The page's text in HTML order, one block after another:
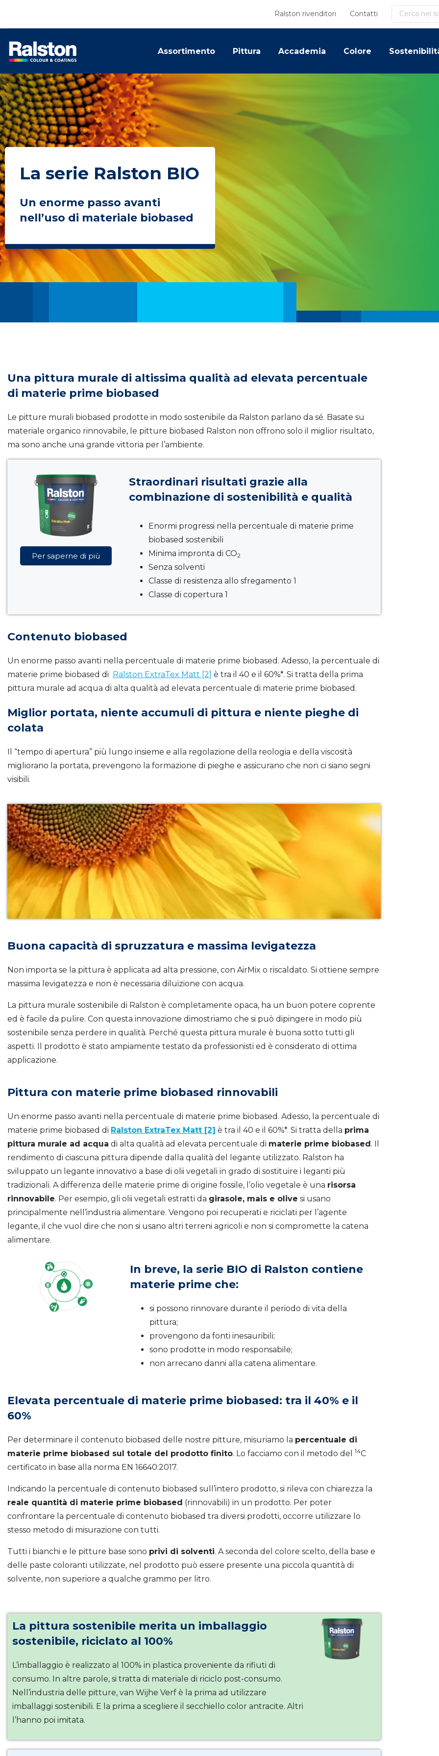
Ralston rivenditori Contatti Cerca
Assortimento Pittura Accademia Colore
La serie Ralston BIO
Un enorme passo avanti
nell’uso di materiale biobased
Una pittura murale di altissima qualità ad elevata percentuale
di materie prime biobased
Le pitture murali biobased prodotte in modo sostenibile da Ralston parlano da sé. Basate su
materiale organico rinnovabile, le pitture biobased Ralston non offrono solo il miglior risultato,
ma sono anche una grande vittoria per l’ambiente.
Per saperne di più
Straordinari risultati grazie alla
combinazione di sostenibilità e qualità
Enormi progressi nella percentuale di materie prime
biobased sostenibili
Minima impronta di CO2
Senza solventi
Classe di resistenza allo sfregamento 1
Classe di copertura 1
Contenuto biobased
Un enorme passo avanti nella percentuale di materie prime biobased. Adesso, la percentuale di
materie prime biobased di Ralston ExtraTex Matt [2] è tra il 40 e il 60%*. Si tratta della prima
pittura murale ad acqua di alta qualità ad elevata percentuale di materie prime biobased.
Miglior portata, niente accumuli di pittura e niente pieghe di
colata
Il “tempo di apertura” più lungo insieme e alla regolazione della reologia e della viscosità
migliorano la portata, prevengono la formazione di pieghe e assicurano che non ci siano segni
visibili.
Buona capacità di spruzzatura e massima levigatezza
Non importa se la pittura è applicata ad alta pressione, con AirMix o riscaldato. Si ottiene sempre
massima levigatezza e non è necessaria diluizione con acqua.
La pittura murale sostenibile di Ralston è completamente opaca, ha un buon potere coprente
ed è facile da pulire. Con questa innovazione dimostriamo che si può dipingere in modo più
sostenibile senza perdere in qualità. Perché questa pittura murale è buona sotto tutti gli
aspetti. Il prodotto è stato ampiamente testato da professionisti ed è considerato di ottima
applicazione.
Pittura con materie prime biobased rinnovabili
Un enorme passo avanti nella percentuale di materie prime biobased. Adesso, la percentuale di
materie prime biobased di Ralston ExtraTex Matt [2] è tra il 40 e il 60%*. Si tratta della prima
pittura murale ad acqua di alta qualità ad elevata percentuale di materie prime biobased. Il
rendimento di ciascuna pittura dipende dalla qualità del legante utilizzato. Ralston ha
sviluppato un legante innovativo a base di olii vegetali in grado di sostituire i leganti più
tradizionali. A differenza delle materie prime di origine fossile, l’olio vegetale è una risorsa
rinnovabile. Per esempio, gli olii vegetali estratti da girasole, mais e olive si usano
principalmente nell’industria alimentare. Vengono poi recuperati e riciclati per l’agente
legante, il che vuol dire che non si usano altri terreni agricoli e non si compromette la catena
alimentare.
In breve, la serie BIO di Ralston contiene
materie prime che:
si possono rinnovare durante il periodo di vita della
pittura;
provengono da fonti inesauribili;
sono prodotte in modo responsabile;
non arrecano danni alla catena alimentare.
Elevata percentuale di materie prime biobased: tra il 40% e il
60%
Per determinare il contenuto biobased delle nostre pitture, misuriamo la percentuale di
materie prime biobased sul totale del prodotto finito. Lo facciamo con il metodo del 14C
certificato in base alla norma EN 16640:2017.
Indicando la percentuale di contenuto biobased sull’intero prodotto, si rileva con chiarezza la
reale quantità di materie prime biobased (rinnovabili) in un prodotto. Per poter
confrontare la percentuale di contenuto biobased tra diversi prodotti, occorre utilizzare lo
stesso metodo di misurazione con tutti.
Tutti i bianchi e le pitture base sono privi di solventi. A seconda del colore scelto, della base e
delle paste coloranti utilizzate, nel prodotto può essere presente una piccola quantità di
solvente, non superiore a qualche grammo per litro.
La pittura sostenibile merita un imballaggio
sostenibile, riciclato al 100%
L’imballaggio è realizzato al 100% in plastica proveniente da rifiuti di
consumo. In altre parole, si tratta di materiale di riciclo post-consumo.
Nell’industria delle pitture, van Wijhe Verf è la prima ad utilizzare
imballaggi sostenibili. E la prima a scegliere il secchiello color antracite. Altri
l’hanno poi imitata.